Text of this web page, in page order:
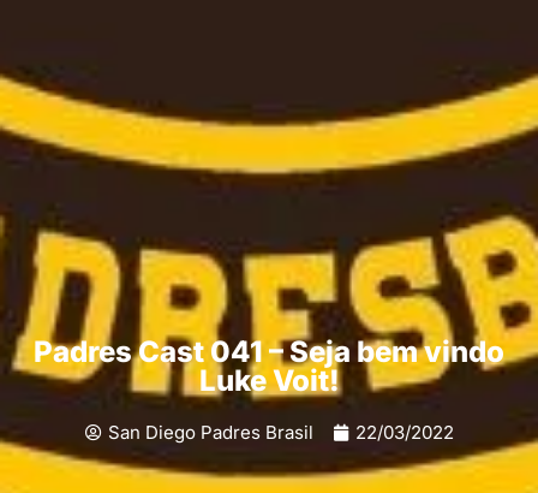
Padres Cast 041 – Seja bem vindo
Luke Voit!
San Diego Padres Brasil 22/03/2022